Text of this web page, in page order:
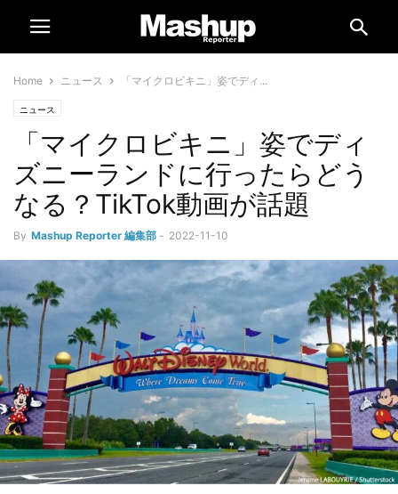
Home ニュース 「マイクロビキニ」姿でディ...
ニュース
「マイクロビキニ」姿でディ
ズニーランドに行ったらどう
なる？TikTok動画が話題
By Mashup Reporter 編集部 - 2022-11-10